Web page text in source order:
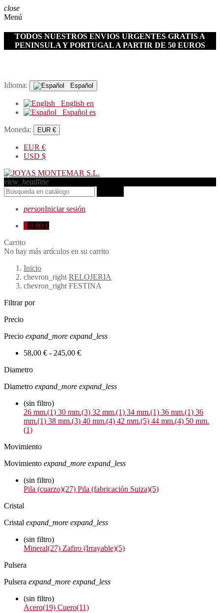
close
Menú
TODOS NUESTROS ENVIOS URGENTES GRATIS A
PENINSULA Y PORTUGAL A PARTIR DE 50 EUROS
Idioma: Español
English en
Español es
Moneda: EUR €
EUR €
USD $
view_headline
personIniciar sesión
0,00 €
Carrito
No hay más artículos en su carrito
Inicio
chevron_right RELOJERIA
chevron_right FESTINA
Filtrar por
Precio
Precio expand_more expand_less
58,00 € - 245,00 €
Diametro
Diametro expand_more expand_less
(sin filtro)
26 mm.(1) 30 mm.(3) 32 mm.(1) 34 mm.(1) 36 mm.(1) 36
mm.(1) 38 mm.(3) 40 mm.(4) 42 mm.(5) 44 mm.(4) 50 mm.
(1)
Movimiento
Movimiento expand_more expand_less
(sin filtro)
Pila (cuarzo)(27) Pila (fabricación Suiza)(5)
Cristal
Cristal expand_more expand_less
(sin filtro)
Mineral(27) Zafiro (Irrayable)(5)
Pulsera
Pulsera expand_more expand_less
(sin filtro)
Acero(19) Cuero(11)